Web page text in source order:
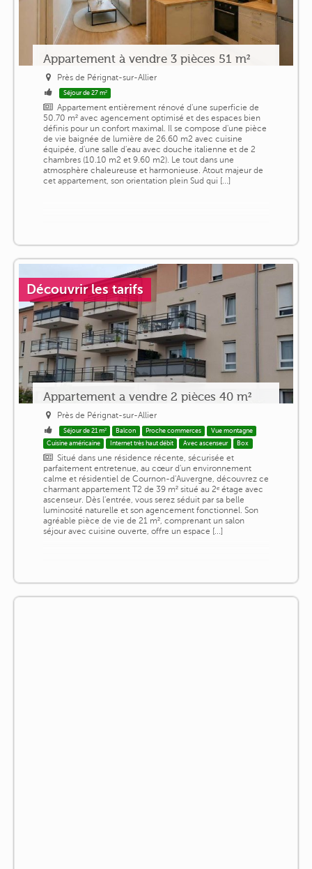
Appartement à vendre 3 pièces 51 m²
Près de Pérignat-sur-Allier
Séjour de 27 m²
Appartement entièrement rénové d'une superficie de
50.70 m² avec agencement optimisé et des espaces bien
définis pour un confort maximal. Il se compose d'une pièce
de vie baignée de lumière de 26.60 m2 avec cuisine
équipée, d'une salle d'eau avec douche italienne et de 2
chambres (10.10 m2 et 9.60 m2). Le tout dans une
atmosphère chaleureuse et harmonieuse. Atout majeur de
cet appartement, son orientation plein Sud qui [...]
Découvrir les tarifs
Appartement a vendre 2 pièces 40 m²
Près de Pérignat-sur-Allier
Séjour de 21 m² Balcon Proche commerces
Vue montagne
Cuisine américaine
Internet très haut débit Avec ascenseur Box
Situé dans une résidence récente, sécurisée et
parfaitement entretenue, au cœur d'un environnement
calme et résidentiel de Cournon-d'Auvergne, découvrez ce
charmant appartement T2 de 39 m² situé au 2ᵉ étage avec
ascenseur. Dès l'entrée, vous serez séduit par sa belle
luminosité naturelle et son agencement fonctionnel. Son
agréable pièce de vie de 21 m², comprenant un salon
séjour avec cuisine ouverte, offre un espace [...]